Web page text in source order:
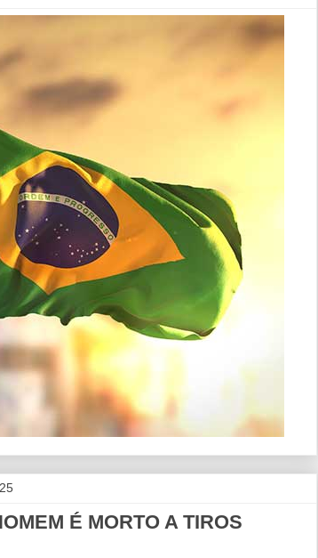
É MORTO A TIROS